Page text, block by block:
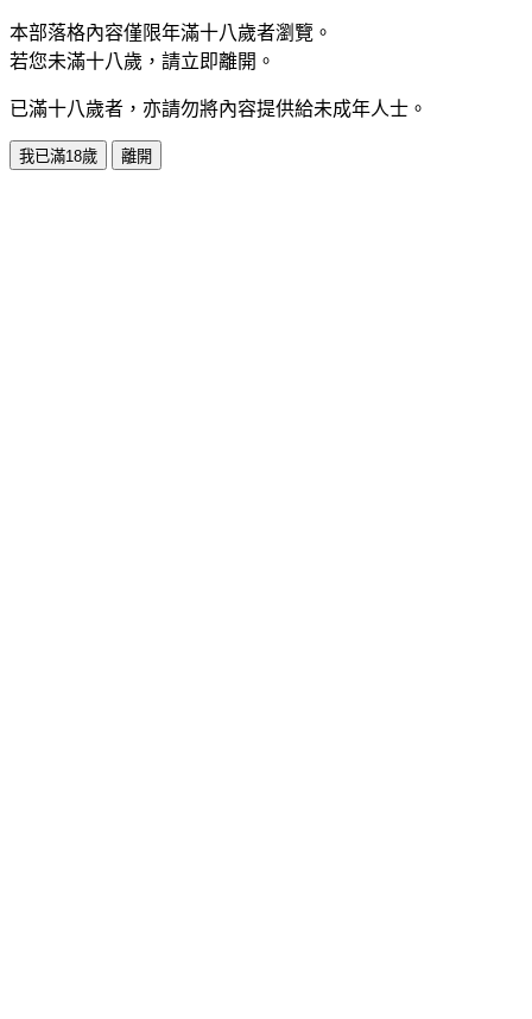
本部落格內容僅限年滿十八歲者瀏覽。
若您未滿十八歲，請立即離開。
已滿十八歲者，亦請勿將內容提供給未成年人士。
我已滿18歲 離開